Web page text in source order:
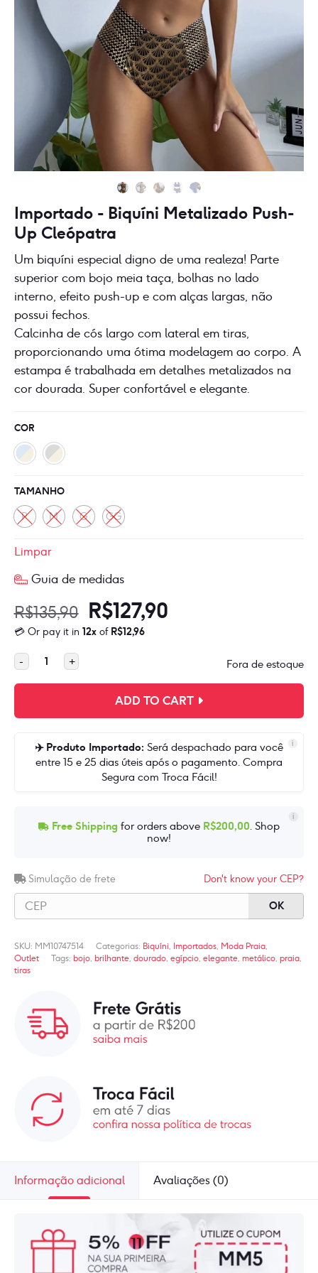
Importado - Biquíni Metalizado Push-
Up Cleópatra
Um biquíni especial digno de uma realeza! Parte
superior com bojo meia taça, bolhas no lado
interno, efeito push-up e com alças largas, não
possui fechos.
Calcinha de cós largo com lateral em tiras,
proporcionando uma ótima modelagem ao corpo. A
estampa é trabalhada em detalhes metalizados na
cor dourada. Super confortável e elegante.
COR
TAMANHO
P M G GG
Limpar
Guia de medidas
R$135,90 O
preço
era:
R$127,90
é:
💳 Or pay it in 12xof R$12,96
Fora de estoque
-
Importado
Metalizado
Cleópatra
+
ADD TO CART
✈️ Produto Importado: Será despachado para você
entre 15 e 25 dias úteis após o pagamento. Compra
Segura com Troca Fácil!
i
Free Shipping for orders above R$200,00. Shop
now!
i
Simulação de frete
OK
Don't know your CEP?
SKU: MM10747514 Categorias: Biquíni, Importados, Moda Praia,
Outlet
Tags:bojo,brilhante,dourado,egípcio,elegante,metálico,praia,
tiras
Informação adicional Avaliações (0)